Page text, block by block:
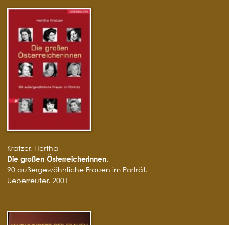
Kratzer, Hertha
Die großen Österreicherinnen.
90 außergewöhnliche Frauen im Porträt.
Ueberreuter, 2001